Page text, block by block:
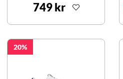
749 kr
20